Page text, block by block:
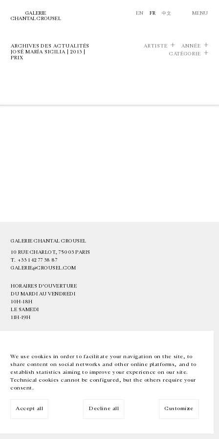
We use cookies in order to facilitate your navigation on the site, to
share content on social networks and other online platforms, and to
establish statistics aiming to improve your experience on our site.
Technical cookies cannot be configured, but the others require your
consent.
Accept all Decline all Customize
GALERIE
CHANTAL CROUSEL
EN FR 中文 MENU
ARCHIVES DES ACTUALITÉS
JOSÉ MARÍA SICILIA | 2013 |
PRIX
ARTISTE
ANNÉE
CATÉGORIE
GALERIE CHANTAL CROUSEL
10 RUE CHARLOT, 75003 PARIS
T. +33 1 42 77 38 87
GALERIE@CROUSEL.COM
HORAIRES D'OUVERTURE
DU MARDI AU VENDREDI
10H-18H
LE SAMEDI
11H-19H
EN FR 中文 Facebook Instagram
Inscrivez-vous à notre newsletter